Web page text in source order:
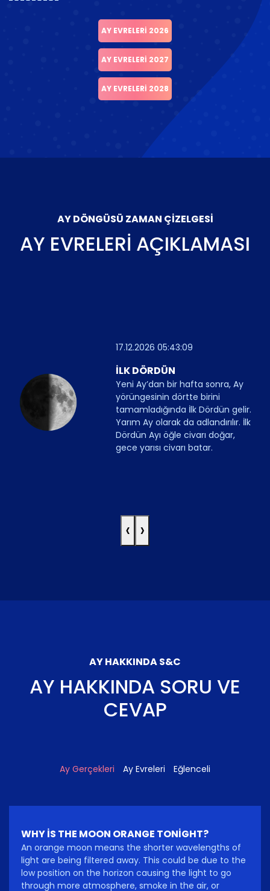
AY EVRELERI 2026
AY EVRELERI 2027
AY EVRELERI 2028
AY DÖNGÜSÜ ZAMAN ÇIZELGESI
AY EVRELERI AÇIKLAMASI
17.12.2026 05:43:09
İLK DÖRDÜN
Yeni Ay’dan bir hafta sonra, Ay
yörüngesinin dörtte birini
tamamladığında İlk Dördün gelir.
Yarım Ay olarak da adlandırılır. İlk
Dördün Ayı öğle civarı doğar,
gece yarısı civarı batar.
‹ ›
AY HAKKINDA S&C
AY HAKKINDA SORU VE
CEVAP
Ay Gerçekleri Ay Evreleri Eğlenceli
WHY IS THE MOON ORANGE TONIGHT?
An orange moon means the shorter wavelengths of
light are being filtered away. This could be due to the
low position on the horizon causing the light to go
through more atmosphere, smoke in the air, or